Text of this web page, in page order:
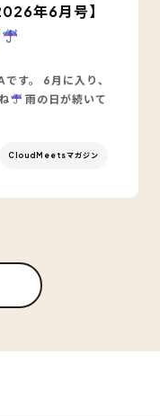
年6月号】
す。 6月に入り、
雨の日が続いて
CloudMeetsマガジン